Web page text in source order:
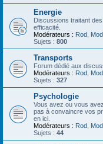
Energie
Discussions traitant
efficacité.
Modérateurs : Rod
Sujets : 800
Transports
Forum dédié aux
Modérateurs : Rod
Sujets : 327
Psychologie
Vous avez ou vous
pas à convaincre vos
en ici.
Modérateurs : Rod
Sujets : 44